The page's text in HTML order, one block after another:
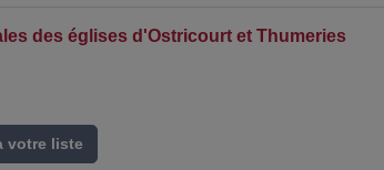
des églises d'Ostricourt et Thumeries
votre liste